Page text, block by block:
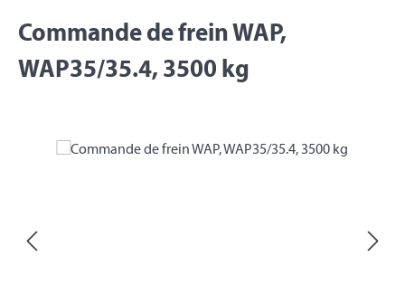
Commande de frein WAP,
WAP35/35.4, 3500 kg
Skip image gallery